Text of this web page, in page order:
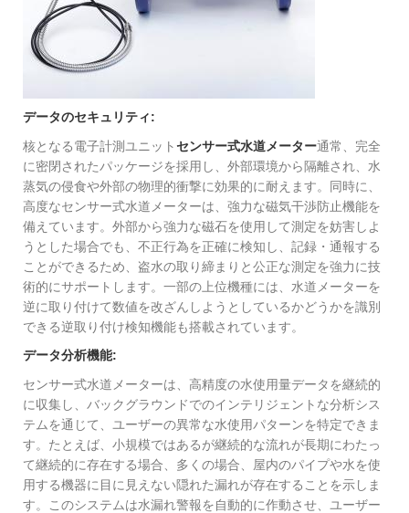
データのセキュリティ:
核となる電子計測ユニットセンサー式水道メーター通常、完全
に密閉されたパッケージを採用し、外部環境から隔離され、水
蒸気の侵食や外部の物理的衝撃に効果的に耐えます。同時に、
高度なセンサー式水道メーターは、強力な磁気干渉防止機能を
備えています。外部から強力な磁石を使用して測定を妨害しよ
うとした場合でも、不正行為を正確に検知し、記録・通報する
ことができるため、盗水の取り締まりと公正な測定を強力に技
術的にサポートします。一部の上位機種には、水道メーターを
逆に取り付けて数値を改ざんしようとしているかどうかを識別
できる逆取り付け検知機能も搭載されています。
データ分析機能:
センサー式水道メーターは、高精度の水使用量デ​​ータを継続的
に収集し、バックグラウンドでのインテリジェントな分析シス
テムを通じて、ユーザーの異常な水使用パターンを特定できま
す。たとえば、小規模ではあるが継続的な流れが長期にわたっ
て継続的に存在する場合、多くの場合、屋内のパイプや水を使
用する機器に目に見えない隠れた漏れが存在することを示しま
す。このシステムは水漏れ警報を自動的に作動させ、ユーザー